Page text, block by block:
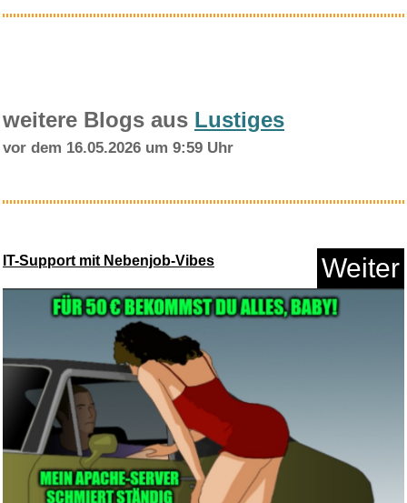
Anzeige
weitere Blogs aus Lustiges
vor dem 16.05.2026 um 9:59 Uhr
IT-Support mit Nebenjob-Vibes Weiter